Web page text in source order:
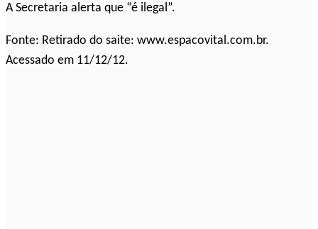
A Secretaria alerta que “é ilegal”.
Fonte: Retirado do saite: www.espacovital.com.br.
Acessado em 11/12/12.